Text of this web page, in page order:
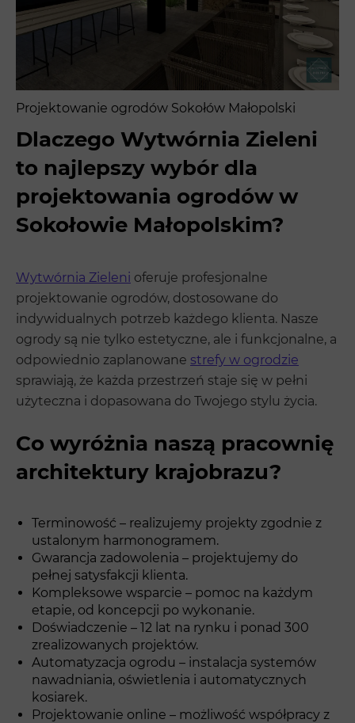
Projektowanie ogrodów Sokołów Małopolski
Dlaczego Wytwórnia Zieleni
to najlepszy wybór dla
projektowania ogrodów w
Sokołowie Małopolskim?
Wytwórnia Zieleni oferuje profesjonalne
projektowanie ogrodów, dostosowane do
indywidualnych potrzeb każdego klienta. Nasze
ogrody są nie tylko estetyczne, ale i funkcjonalne, a
odpowiednio zaplanowane strefy w ogrodzie
sprawiają, że każda przestrzeń staje się w pełni
użyteczna i dopasowana do Twojego stylu życia.
Co wyróżnia naszą pracownię
architektury krajobrazu?
Terminowość – realizujemy projekty zgodnie z
ustalonym harmonogramem.
Gwarancja zadowolenia – projektujemy do
pełnej satysfakcji klienta.
Kompleksowe wsparcie – pomoc na każdym
etapie, od koncepcji po wykonanie.
Doświadczenie – 12 lat na rynku i ponad 300
zrealizowanych projektów.
Automatyzacja ogrodu – instalacja systemów
nawadniania, oświetlenia i automatycznych
kosiarek.
Projektowanie online – możliwość współpracy z